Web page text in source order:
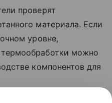
проверят
материала. Если
уровне,
можно
компонентов для